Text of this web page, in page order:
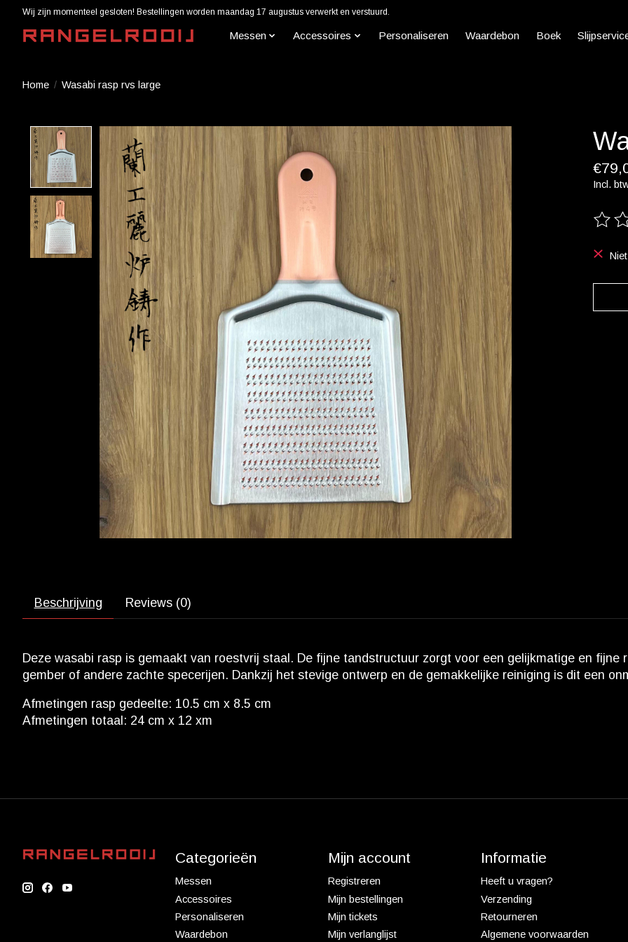
Wij zijn momenteel gesloten! Bestellingen worden maandag 17 augustus verwerkt en verstuurd.
Messen Accessoires Personaliseren Waardebon Boek
Home / Wasabi rasp rvs large
Product image slideshow Items
Incl.
De
Beschrijving Reviews (0)
Deze wasabi rasp is gemaakt van roestvrij staal. De fijne tandstructuur zorgt voor een gelijkmatige en fijne
gember of andere zachte specerijen. Dankzij het stevige ontwerp en de gemakkelijke reiniging is dit een
Afmetingen rasp gedeelte: 10.5 cm x 8.5 cm
Afmetingen totaal: 24 cm x 12 xm
Categorieën
Messen
Accessoires
Personaliseren
Waardebon
Mijn account
Registreren
Mijn bestellingen
Mijn tickets
Mijn verlanglijst
Informatie
Heeft u vragen?
Verzending
Retourneren
Algemene voorwaarden